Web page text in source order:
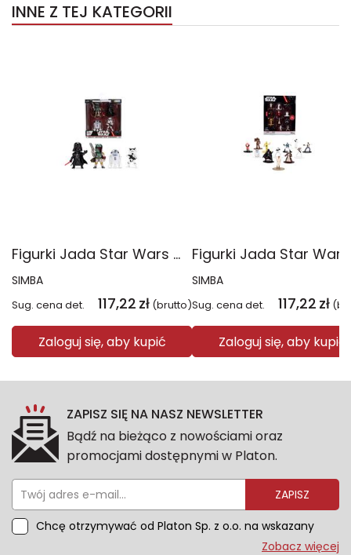
INNE Z TEJ KATEGORII
Figurki Jada Star Wars metalowe 6,5cm 4-pak
SIMBA
Sug. cena det. 117,22 zł (brutto)
Zaloguj się, aby kupić
SIMBA
Sug. cena det. 117,22 zł
Zaloguj się, aby kupić
ZAPISZ SIĘ NA NASZ NEWSLETTER
Bądź na bieżąco z nowościami oraz
promocjami dostępnymi w Platon.
ZAPISZ
Chcę otrzymywać od Platon Sp. z o.o. na wskazany
przeze mnie adres e-mail informacje marketingowe
Zobacz więcej